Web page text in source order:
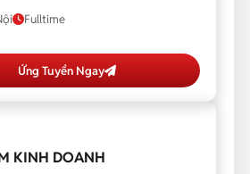
Fulltime
Ứng Tuyển Ngay
KINH DOANH